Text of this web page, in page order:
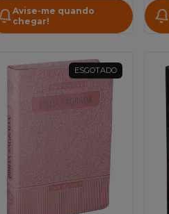
Avise-me quando
chegar!
ESGOTADO